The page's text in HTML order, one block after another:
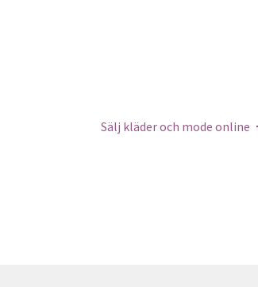
Sälj kläder och mode online